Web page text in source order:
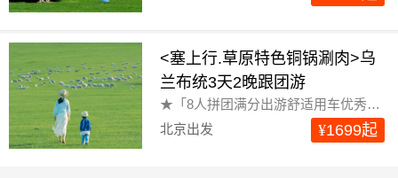
<塞上行.草原特色铜锅涮肉>乌
兰布统3天2晚跟团游
★「8人拼团满分出游舒适用车优秀司导严选酒店」①公司直营司机季度培训严禁杜绝宰客等行为提供司机兼向导基础服务行中司导端app跟踪为客人提供特殊保障......
北京出发
¥1699起